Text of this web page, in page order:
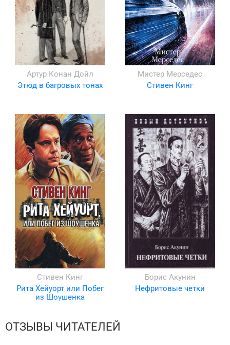
Артур Конан Дойл
Этюд в багровых тонах
Мистер Мерседес
Стивен Кинг
Стивен Кинг
Рита Хейуорт или Побег
из Шоушенка
Борис Акунин
Нефритовые четки
ОТЗЫВЫ ЧИТАТЕЛЕЙ